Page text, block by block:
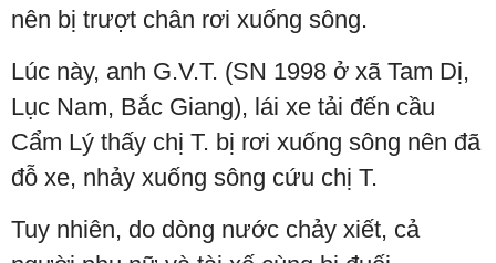
nên bị trượt chân rơi xuống sông.
Lúc này, anh G.V.T. (SN 1998 ở xã Tam Dị,
Lục Nam, Bắc Giang), lái xe tải đến cầu
Cẩm Lý thấy chị T. bị rơi xuống sông nên đã
đỗ xe, nhảy xuống sông cứu chị T.
Tuy nhiên, do dòng nước chảy xiết, cả